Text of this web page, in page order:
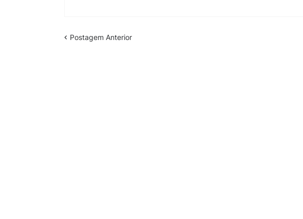
Postagem Anterior